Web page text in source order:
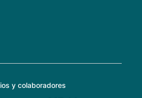
y colaboradores